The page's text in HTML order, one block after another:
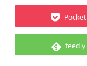
Pocket
feedly